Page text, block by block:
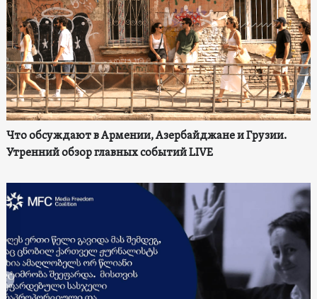
Что обсуждают в Армении, Азербайджане и Грузии.
Утренний обзор главных событий LIVE